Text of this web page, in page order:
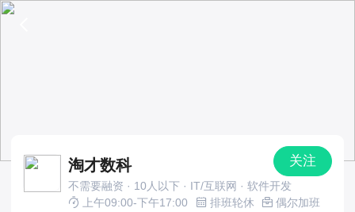
淘才数科 关注
不需要融资 · 10人以下 · IT/互联网 · 软件开发
上午09:00-下午17:00
排班轮休
偶尔加班